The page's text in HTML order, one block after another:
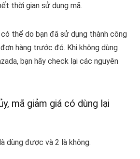
thời gian sử dụng mã.
thể do bạn đã sử dụng thành công
hàng trước đó. Khi không dùng
bạn hãy check lại các nguyên
mã giảm giá có dùng lại
dùng được và 2 là không.